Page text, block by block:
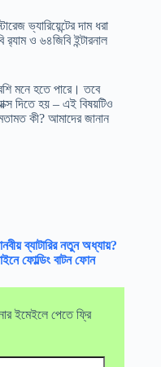
ভ্যারিয়েন্টের দাম ধরা
ও ৬৪জিবি ইন্টারনাল
মনে হতে পারে। তবে
দিতে হয় – এই বিষয়টিও
কী? আমাদের জানান
ব্যাটারির নতুন অধ্যায়?
ফোল্ডিং বাটন ফোন
ইমেইলে পেতে ফ্রি